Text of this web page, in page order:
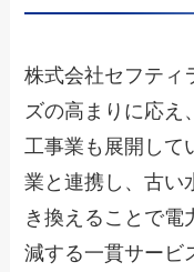
株式会社セフティ
ズの高まりに応え
工事業も展開して
業と連携し、古い
き換えることで電
減する一貫サービ